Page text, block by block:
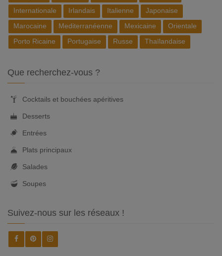
Internationale
Irlandais Italienne
Japonaise
Marocaine
Mediterranéenne Mexicaine
Orientale
Porto Ricaine
Portugaise Russe Thaïlandaise
Que recherchez-vous ?
Cocktails et bouchées apéritives
Desserts
Entrées
Plats principaux
Salades
Soupes
Suivez-nous sur les réseaux !